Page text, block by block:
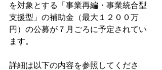
を対象とする「事業再編・事業統合型
支援型」の補助金（最大１２００万
円）の公募が７月ごろに予定されてい
ます。
詳細は以下の内容を参照してくださ